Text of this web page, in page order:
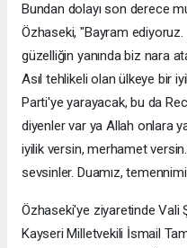
Bundan dolayı son derece
Özhaseki, "Bayram
güzelliğin yanında biz nara
Asıl tehlikeli olan ülkeye bir
Parti'ye yarayacak, bu da
diyenler var ya Allah onlara
iyilik versin, merhamet versin.
sevsinler. Duamız,
Özhaseki'ye ziyaretinde Vali
Kayseri Milletvekili İsmail